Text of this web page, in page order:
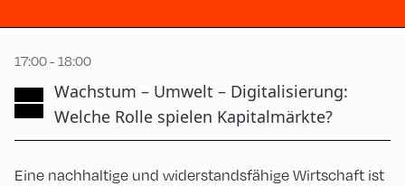
17:00 - 18:00
Wachstum – Umwelt – Digitalisierung:
Welche Rolle spielen Kapitalmärkte?
Eine nachhaltige und widerstandsfähige Wirtschaft ist